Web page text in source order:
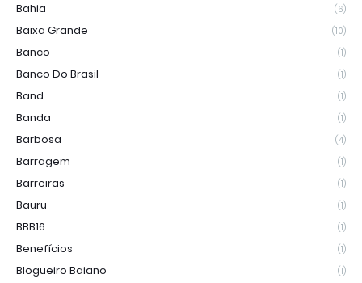
Bahia (6)
Baixa Grande (10)
Banco (1)
Banco Do Brasil (1)
Band (1)
Banda (1)
Barbosa (4)
Barragem (1)
Barreiras (1)
Bauru (1)
BBB16 (1)
Benefícios (1)
Blogueiro Baiano (1)